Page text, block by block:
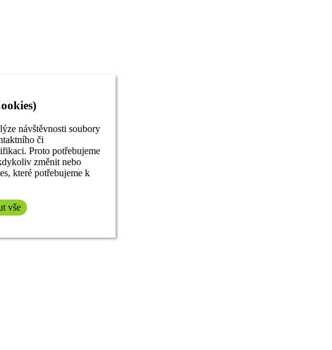
návštěvnosti soubory
či
Proto potřebujeme
změnit nebo
které potřebujeme k
vše